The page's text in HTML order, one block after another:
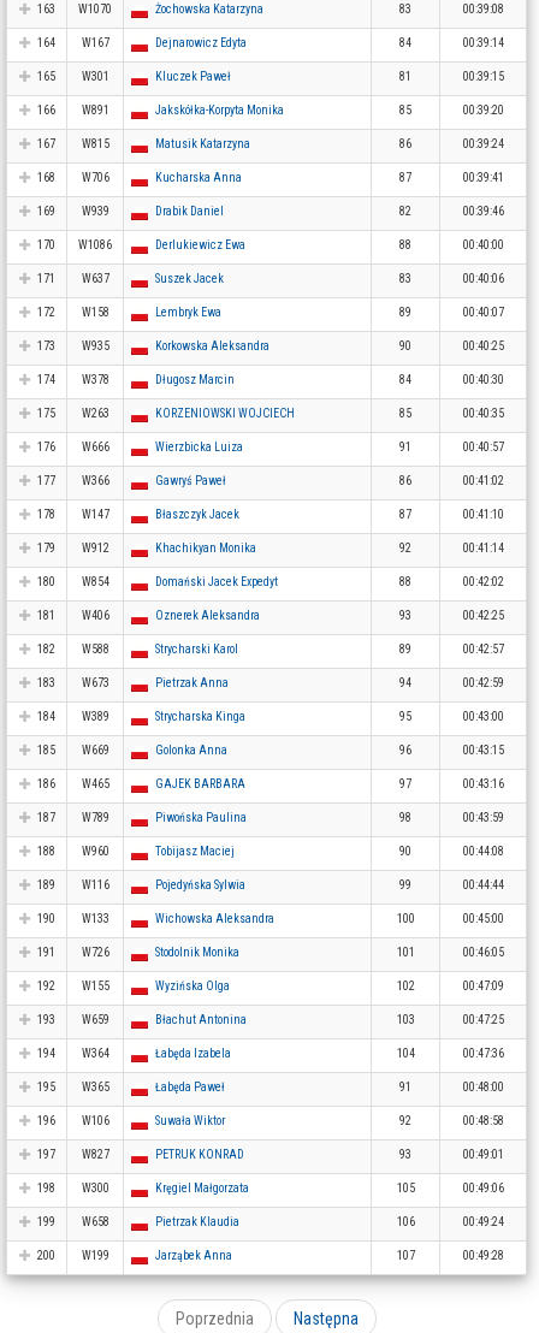
163 W1070 Żochowska Katarzyna 83 00:39:08
164 W167 Dejnarowicz Edyta 84 00:39:14
165 W301 Kluczek Paweł 81 00:39:15
166 W891 Jakskółka-Korpyta Monika 85 00:39:20
167 W815 Matusik Katarzyna 86 00:39:24
168 W706 Kucharska Anna 87 00:39:41
169 W939 Drabik Daniel 82 00:39:46
170 W1086 Derlukiewicz Ewa 88 00:40:00
171 W637 Suszek Jacek 83 00:40:06
172 W158 Lembryk Ewa 89 00:40:07
173 W935 Korkowska Aleksandra 90 00:40:25
174 W378 Długosz Marcin 84 00:40:30
175 W263 KORZENIOWSKI WOJCIECH 85 00:40:35
176 W666 Wierzbicka Luiza 91 00:40:57
177 W366 Gawryś Paweł 86 00:41:02
178 W147 Błaszczyk Jacek 87 00:41:10
179 W912 Khachikyan Monika 92 00:41:14
180 W854 Domański Jacek Expedyt 88 00:42:02
181 W406 Oznerek Aleksandra 93 00:42:25
182 W588 Strycharski Karol 89 00:42:57
183 W673 Pietrzak Anna 94 00:42:59
184 W389 Strycharska Kinga 95 00:43:00
185 W669 Golonka Anna 96 00:43:15
186 W465 GAJEK BARBARA 97 00:43:16
187 W789 Piwońska Paulina 98 00:43:59
188 W960 Tobijasz Maciej 90 00:44:08
189 W116 Pojedyńska Sylwia 99 00:44:44
190 W133 Wichowska Aleksandra 100 00:45:00
191 W726 Stodolnik Monika 101 00:46:05
192 W155 Wyzińska Olga 102 00:47:09
193 W659 Błachut Antonina 103 00:47:25
194 W364 Łabęda Izabela 104 00:47:36
195 W365 Łabęda Paweł 91 00:48:00
196 W106 Suwała Wiktor 92 00:48:58
197 W827 PETRUK KONRAD 93 00:49:01
198 W300 Kręgiel Małgorzata 105 00:49:06
199 W658 Pietrzak Klaudia 106 00:49:24
200 W199 Jarząbek Anna 107 00:49:28
Poprzednia Następna